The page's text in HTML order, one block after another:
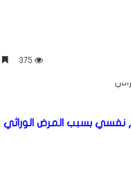
375
نفسي بسبب المرض الوراثي